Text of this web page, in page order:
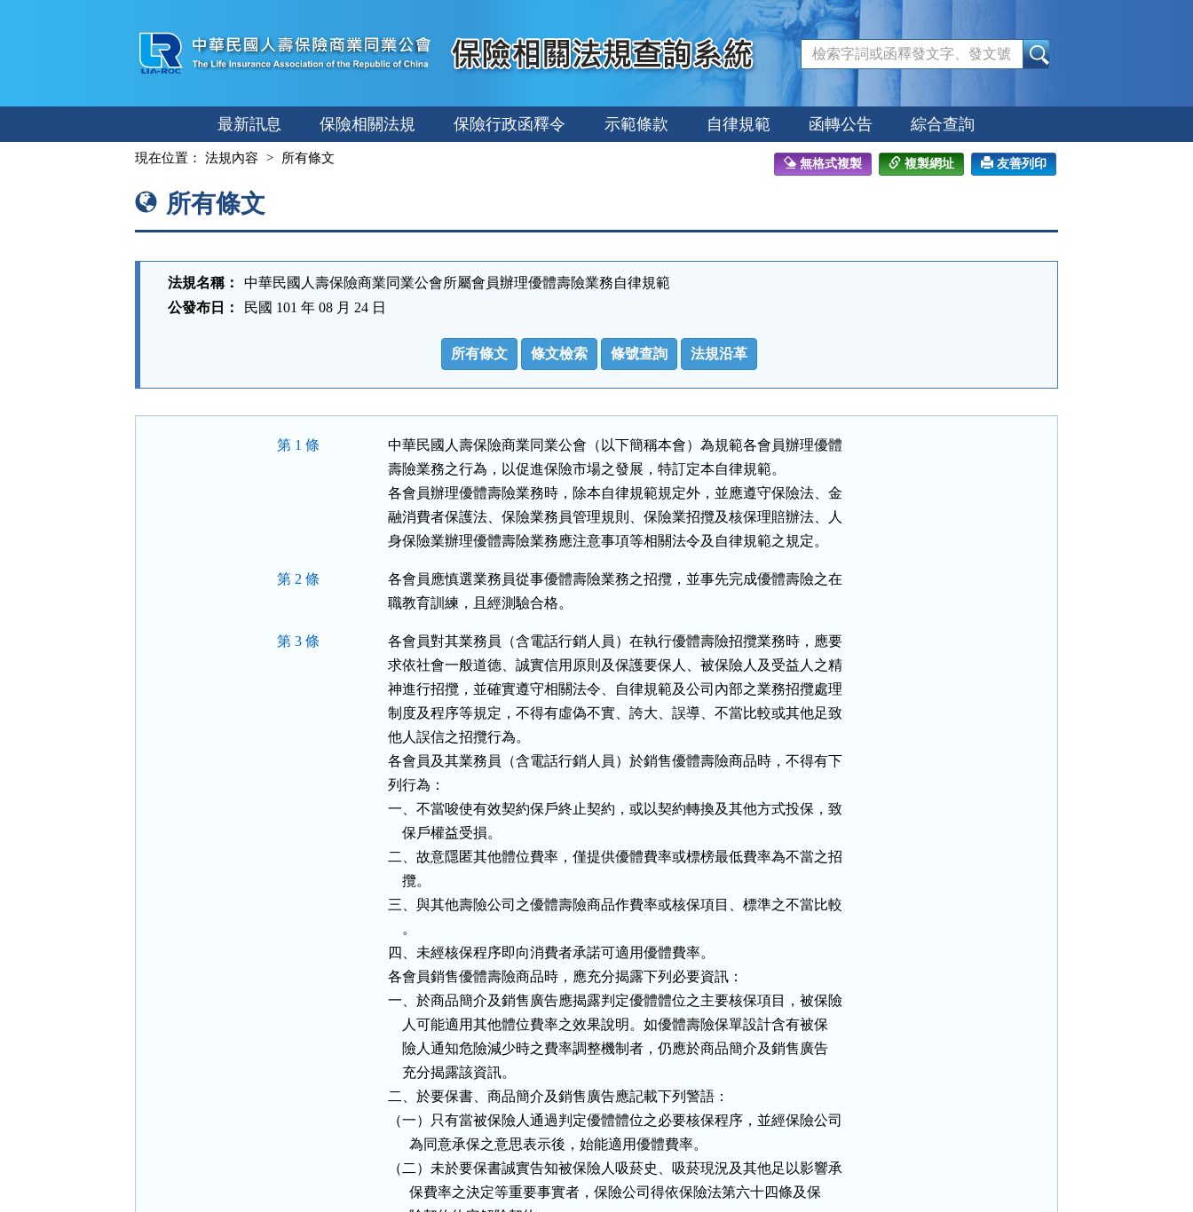
容
最新訊息 保險相關法規 保險行政函釋令 示範條款 自律規範 函轉公告 綜合查詢
現在位置： 法規內容 所有條文 無格式複製 複製網址 友善列印
所有條文
法規名稱：
中華民國人壽保險商業同業公會所屬會員辦理優體壽險業務自律規範
公發布日：
民國 101 年 08 月 24 日
能
所有條文 條文檢索 條號查詢 法規沿革
第 1 條
中華民國人壽保險商業同業公會（以下簡稱本會）為規範各會員辦理優體
壽險業務之行為，以促進保險市場之發展，特訂定本自律規範。
各會員辦理優體壽險業務時，除本自律規範規定外，並應遵守保險法、金
融消費者保護法、保險業務員管理規則、保險業招攬及核保理賠辦法、人
身保險業辦理優體壽險業務應注意事項等相關法令及自律規範之規定。
第 2 條
各會員應慎選業務員從事優體壽險業務之招攬，並事先完成優體壽險之在
職教育訓練，且經測驗合格。
第 3 條
各會員對其業務員（含電話行銷人員）在執行優體壽險招攬業務時，應要
求依社會一般道德、誠實信用原則及保護要保人、被保險人及受益人之精
神進行招攬，並確實遵守相關法令、自律規範及公司內部之業務招攬處理
制度及程序等規定，不得有虛偽不實、誇大、誤導、不當比較或其他足致
他人誤信之招攬行為。
各會員及其業務員（含電話行銷人員）於銷售優體壽險商品時，不得有下
列行為：
一、不當唆使有效契約保戶終止契約，或以契約轉換及其他方式投保，致
    保戶權益受損。
二、故意隱匿其他體位費率，僅提供優體費率或標榜最低費率為不當之招
    攬。
三、與其他壽險公司之優體壽險商品作費率或核保項目、標準之不當比較
    。
四、未經核保程序即向消費者承諾可適用優體費率。
各會員銷售優體壽險商品時，應充分揭露下列必要資訊：
一、於商品簡介及銷售廣告應揭露判定優體體位之主要核保項目，被保險
    人可能適用其他體位費率之效果說明。如優體壽險保單設計含有被保
    險人通知危險減少時之費率調整機制者，仍應於商品簡介及銷售廣告
    充分揭露該資訊。
二、於要保書、商品簡介及銷售廣告應記載下列警語：
（一）只有當被保險人通過判定優體體位之必要核保程序，並經保險公司
      為同意承保之意思表示後，始能適用優體費率。
（二）未於要保書誠實告知被保險人吸菸史、吸菸現況及其他足以影響承
      保費率之決定等重要事實者，保險公司得依保險法第六十四條及保